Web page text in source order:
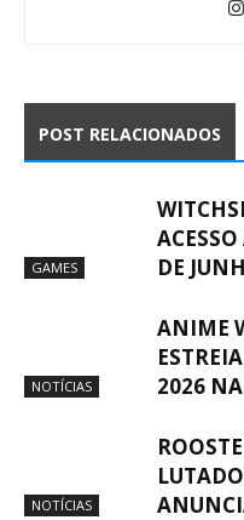
POST RELACIONADOS
GAMES
DE
NOTÍCIAS
ANIME
2026
NOTÍCIAS